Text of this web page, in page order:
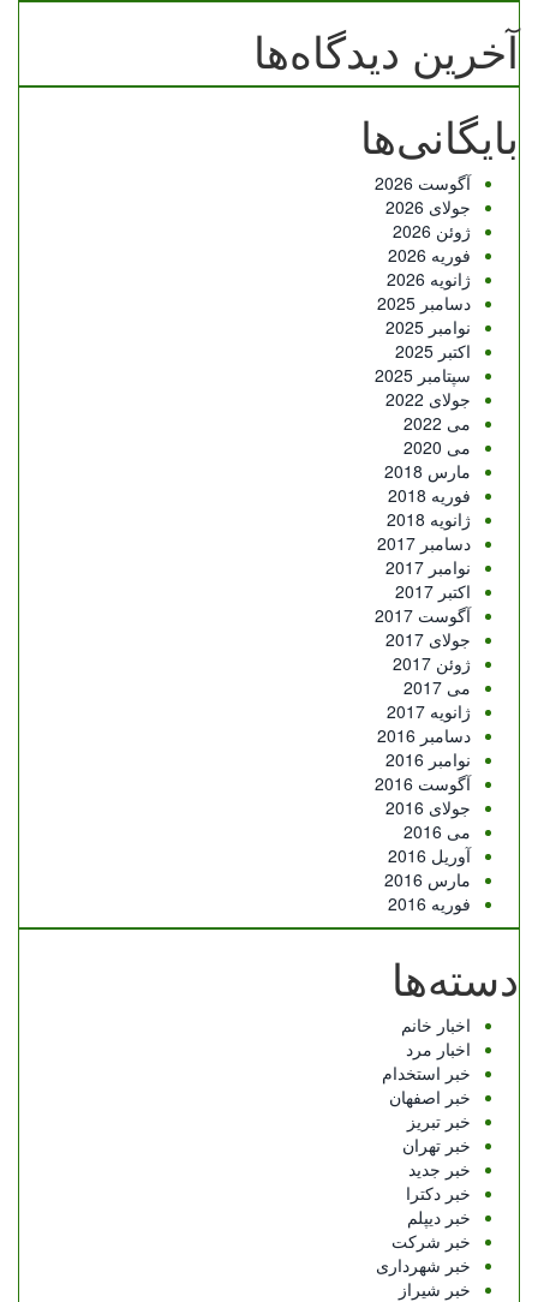
آخرین دیدگاه‌ها
بایگانی‌ها
آگوست 2026
جولای 2026
ژوئن 2026
فوریه 2026
ژانویه 2026
دسامبر 2025
نوامبر 2025
اکتبر 2025
سپتامبر 2025
جولای 2022
می 2022
می 2020
مارس 2018
فوریه 2018
ژانویه 2018
دسامبر 2017
نوامبر 2017
اکتبر 2017
آگوست 2017
جولای 2017
ژوئن 2017
می 2017
ژانویه 2017
دسامبر 2016
نوامبر 2016
آگوست 2016
جولای 2016
می 2016
آوریل 2016
مارس 2016
فوریه 2016
دسته‌ها
اخبار خانم
اخبار مرد
خبر استخدام
خبر اصفهان
خبر تبریز
خبر تهران
خبر جدید
خبر دکترا
خبر دیپلم
خبر شرکت
خبر شهرداری
خبر شیراز